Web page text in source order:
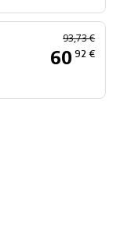
93,73 €
60 92 €